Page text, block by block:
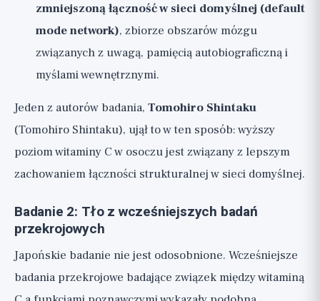
zmniejszoną łączność w sieci domyślnej (default
mode network), zbiorze obszarów mózgu
związanych z uwagą, pamięcią autobiograficzną i
myślami wewnętrznymi.
Jeden z autorów badania, Tomohiro Shintaku
(Tomohiro Shintaku), ujął to w ten sposób: wyższy
poziom witaminy C w osoczu jest związany z lepszym
zachowaniem łączności strukturalnej w sieci domyślnej.
Badanie 2: Tło z wcześniejszych badań
przekrojowych
Japońskie badanie nie jest odosobnione. Wcześniejsze
badania przekrojowe badające związek między witaminą